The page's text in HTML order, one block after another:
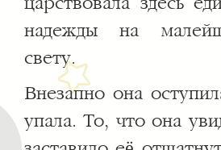
надежды на
свету.
Внезапно она
упала. То, что она